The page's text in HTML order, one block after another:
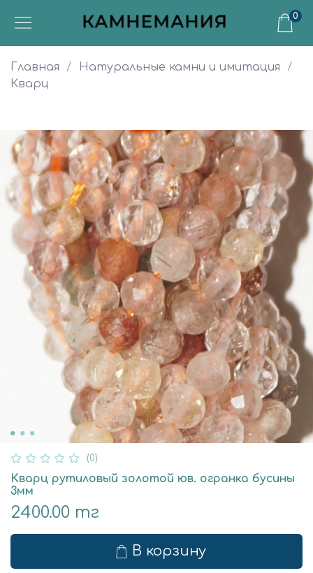
0
Главная
Натуральные камни и имитация
Кварц
(0)
Кварц рутиловый золотой юв. огранка бусины
3мм
2400.00 тг
В корзину